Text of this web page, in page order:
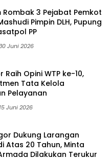
Rombak 3 Pejabat Pemkot
Pimpin DLH, Pupung
PP
Juni 2026
Raih Opini WTP ke-10,
Tata Kelola
Pelayanan
15 Juni 2026
Dukung Larangan
Atas 20 Tahun, Minta
Dilakukan Terukur